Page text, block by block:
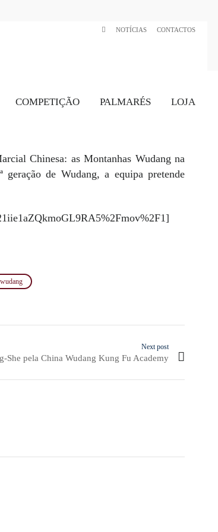
NOTÍCIAS CONTACTOS
COMPETIÇÃO PALMARÉS LOJA
Chinesa: as Montanhas Wudang na
de Wudang, a equipa pretende
wudang
Next post
She pela China Wudang Kung Fu Academy